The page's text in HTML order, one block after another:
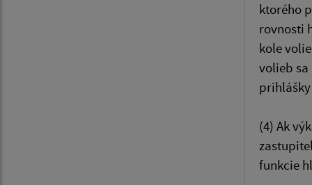
ktorého
rovnosti
kole
volieb
(4) Ak
funkcie